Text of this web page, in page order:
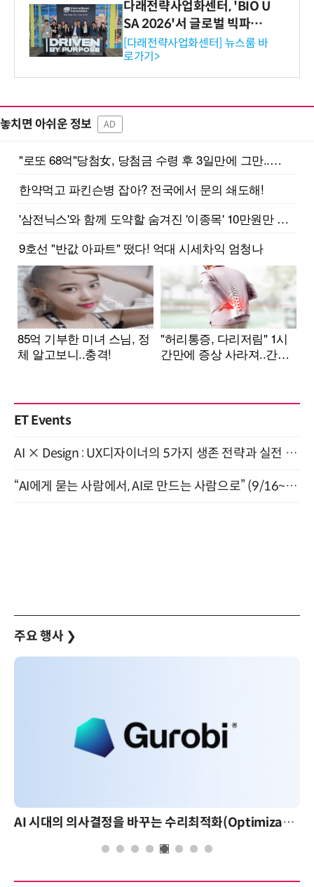
다래전략사업화센터, 'BIO U
SA 2026'서 글로벌 빅파마
와의 비즈니스 미팅 지원…K
-바이오 해외 진출 교두보 확
보
[다래전략사업화센터] 뉴스룸 바
로가기>
놓치면 아쉬운 정보 AD
ET Events
AI × Design : UX디자이너의 5가지 생존 전략과 실전 대응 8월 28일 개최
“AI에게 묻는 사람에서, AI로 만드는 사람으로” (9/16~17)
주요 행사 ❯
AI 시대의 의사결정을 바꾸는 수리최적화(Optimization): 실제 산업 적용 사례와 활용 전략